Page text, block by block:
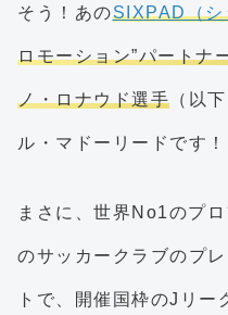
そう！あのSIXPAD（シ
ロモーション”パートナ
ノ・ロナウド選手 （以
ル・マドーリードです！
まさに、世界No1のプ
のサッカークラブのプ
トで、開催国枠のJリー